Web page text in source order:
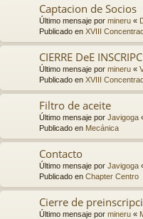
Captacion de Socios
Último mensaje por mineru «
Publicado en XVIII
CIERRE DeE
Último mensaje por mineru «
Publicado en XVIII
Filtro de aceite
Último mensaje por Javigoga
Publicado en Mecánica
Contacto
Último mensaje por Javigoga
Publicado en Chapter Centro
Cierre de
Último mensaje por mineru «